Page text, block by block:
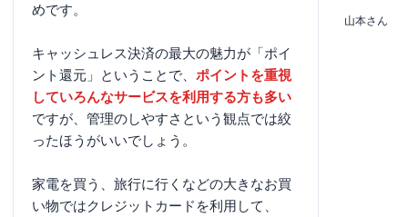
めです。
キャッシュレス決済の最大の魅力が「ポイ
ント還元」ということで、 ポイントを重視
していろんなサービスを利用する方も多い
ですが、管理のしやすさという観点では絞
ったほうがいいでしょう。
家電を買う、旅行に行くなどの大きなお買
い物ではクレジットカードを利用して、
山本さん